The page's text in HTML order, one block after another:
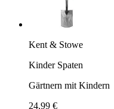
Kent & Stowe
Kinder Spaten
Gärtnern mit Kindern
24,99 €